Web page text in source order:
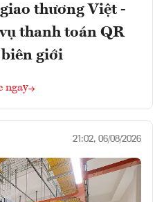
thương Việt -
thanh toán QR
giới
ngay
21:02, 06/08/2026